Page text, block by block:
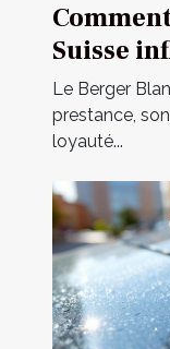
Suisse
Le Berger
prestance,
loyauté...